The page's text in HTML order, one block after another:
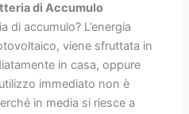
di Accumulo
di accumulo? L’energia
viene sfruttata in
in casa, oppure
immediato non è
in media si riesce a